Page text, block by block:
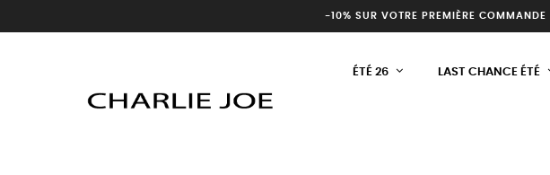
-10% SUR VOTRE PREMIÈRE COMMANDE
ÉTÉ 26 LAST CHANCE ÉTÉ